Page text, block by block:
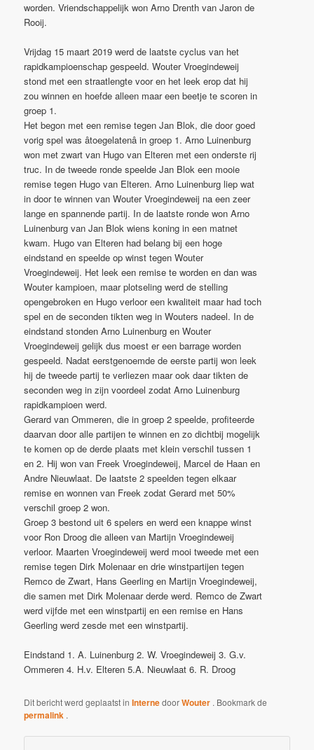
worden. Vriendschappelijk won Arno Drenth van Jaron de
Rooij.
Vrijdag 15 maart 2019 werd de laatste cyclus van het
rapidkampioenschap gespeeld.Wouter Vroegindeweij
stond met een straatlengte voor en het leek erop dat hij
zou winnen en hoefde alleen maar een beetje te scoren in
groep 1.
Het begon met een remise tegen Jan Blok, die door goed
vorig spel was âtoegelatenâ in groep 1. Arno Luinenburg
won met zwart van Hugo van Elteren met een onderste rij
truc. In de tweede ronde speelde Jan Blok een mooie
remise tegen Hugo van Elteren. Arno Luinenburg liep wat
in door te winnen van Wouter Vroegindeweij na een zeer
lange en spannende partij. In de laatste ronde won Arno
Luinenburg van Jan Blok wiens koning in een matnet
kwam. Hugo van Elteren had belang bij een hoge
eindstand en speelde op winst tegen Wouter
Vroegindeweij. Het leek een remise te worden en dan was
Wouter kampioen, maar plotseling werd de stelling
opengebroken en Hugo verloor een kwaliteit maar had toch
spel en de seconden tikten weg in Wouters nadeel. In de
eindstand stonden Arno Luinenburg en Wouter
Vroegindeweij gelijk dus moest er een barrage worden
gespeeld. Nadat eerstgenoemde de eerste partij won leek
hij de tweede partij te verliezen maar ook daar tikten de
seconden weg in zijn voordeel zodat Arno Luinenburg
rapidkampioen werd.
Gerard van Ommeren, die in groep 2 speelde, profiteerde
daarvan door alle partijen te winnen en zo dichtbij mogelijk
te komen op de derde plaats met klein verschil tussen 1
en 2. Hij won van Freek Vroegindeweij, Marcel de Haan en
Andre Nieuwlaat. De laatste 2 speelden tegen elkaar
remise en wonnen van Freek zodat Gerard met 50%
verschil groep 2 won.
Groep 3 bestond uit 6 spelers en werd een knappe winst
voor Ron Droog die alleen van Martijn Vroegindeweij
verloor. Maarten Vroegindeweij werd mooi tweede met een
remise tegen Dirk Molenaar en drie winstpartijen tegen
Remco de Zwart, Hans Geerling en Martijn Vroegindeweij,
die samen met Dirk Molenaar derde werd. Remco de Zwart
werd vijfde met een winstpartij en een remise en Hans
Geerling werd zesde met een winstpartij.
Eindstand 1. A. Luinenburg 2. W. Vroegindeweij 3. G.v.
Ommeren 4. H.v. Elteren 5.A. Nieuwlaat 6. R. Droog
Dit bericht werd geplaatst inInternedoorWouter . Bookmark de
permalink .